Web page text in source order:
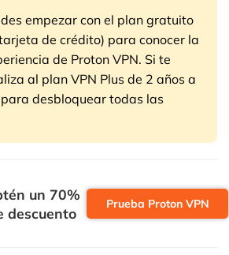
empezar con el plan gratuito
de crédito) para conocer la
de Proton VPN. Si te
al plan VPN Plus de 2 años a
desbloquear todas las
un 70%
descuento
Prueba Proton VPN